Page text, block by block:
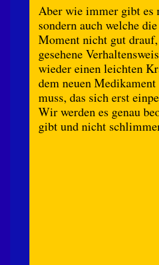
Aber wie immer gibt es
sondern auch welche
Moment nicht gut
gesehene
wieder einen leichten
dem neuen
muss, das sich erst
Wir werden es genau
gibt und nicht